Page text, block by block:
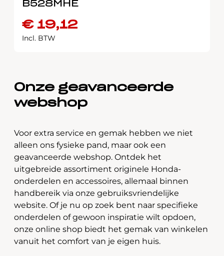
B528MHE
€19,12
Incl. BTW
Onze geavanceerde
webshop
Voor extra service en gemak hebben we niet
alleen ons fysieke pand, maar ook een
geavanceerde webshop. Ontdek het
uitgebreide assortiment originele Honda-
onderdelen en accessoires, allemaal binnen
handbereik via onze gebruiksvriendelijke
website. Of je nu op zoek bent naar specifieke
onderdelen of gewoon inspiratie wilt opdoen,
onze online shop biedt het gemak van winkelen
vanuit het comfort van je eigen huis.